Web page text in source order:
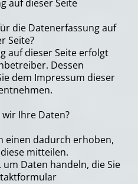
auf dieser Seite
die Datenerfassung auf
Seite?
auf dieser Seite erfolgt
Dessen
dem Impressum dieser
Ihre Daten?
einen dadurch erhoben,
mitteilen.
um Daten handeln, die Sie